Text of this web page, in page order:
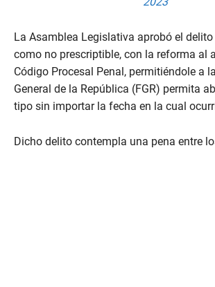
La Asamblea Legislativa aprobó el
como no prescriptible, con la reforma al
Código Procesal Penal, permitiéndole a
General de la República (FGR) permita
tipo sin importar la fecha en la cual
Dicho delito contempla una pena entre